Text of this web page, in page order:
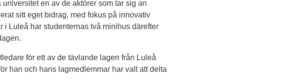
en av de aktörer som tar sig an
sitt eget bidrag, med fokus på innovativ
Luleå har studenternas två minihus därefter
för ett av de tävlande lagen från Luleå
han och hans lagmedlemmar har valt att delta